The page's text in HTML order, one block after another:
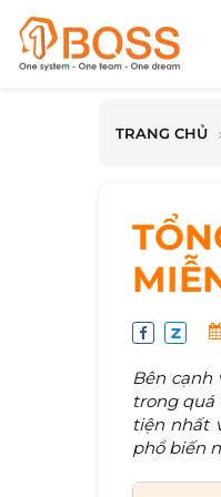
TRANG CHỦ
Bên cạnh
trong quá
tiện nhất
phổ biến